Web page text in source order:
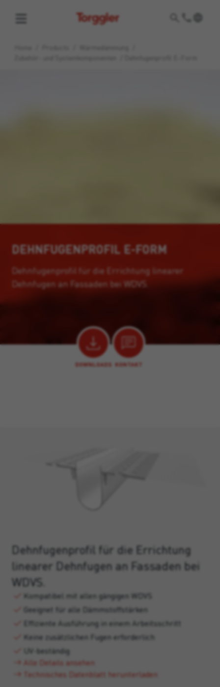
Torggler
DEHNFUGENPROFIL E-FORM
Dehnfugenprofil für die Errichtung linearer
Dehnfugen an Fassaden bei WDVS.
DOWNLOADS KONTAKT
Dehnfugenprofil für die Errichtung
linearer Dehnfugen an Fassaden bei
WDVS.
Kompatibel mit allen gängigen WDVS
Geeignet für alle Dämmstoffstärken
Effiziente Ausführung in einem Arbeitsschritt
Keine zusätzlichen Fugen erforderlich
UV-beständig
Alle Details ansehen
Technisches Datenblatt herunterladen